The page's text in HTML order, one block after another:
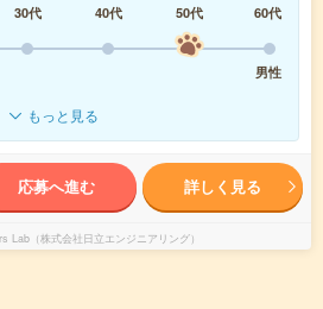
30代 40代 50代
60代
男性
もっと見る
応募へ進む 詳しく見る
Lab（株式会社日立エンジニアリング）